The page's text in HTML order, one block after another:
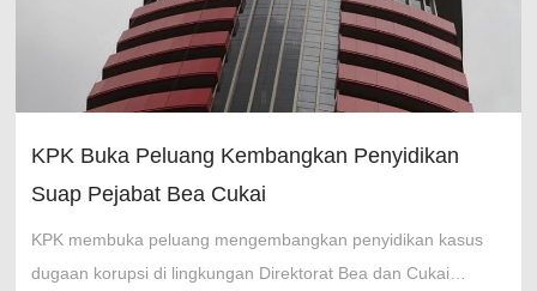
KPK Buka Peluang Kembangkan Penyidikan
Suap Pejabat Bea Cukai
KPK membuka peluang mengembangkan penyidikan kasus
dugaan korupsi di lingkungan Direktorat Bea dan Cukai